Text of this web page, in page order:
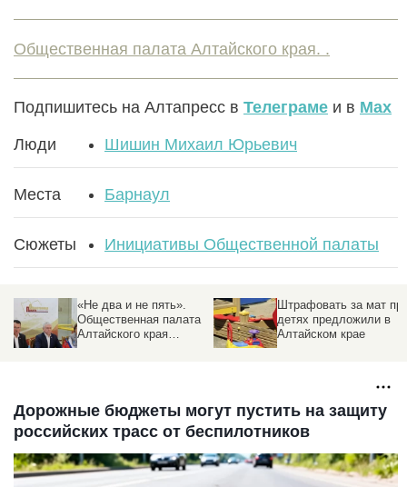
Общественная палата Алтайского края. .
Подпишитесь на Алтапресс в Телеграме и в Max
Люди Шишин Михаил Юрьевич
Места Барнаул
Сюжеты Инициативы Общественной палаты
«Не два и не пять».
Общественная палата
Алтайского края
Штрафовать за мат
детях предложили в
Алтайском крае
Дорожные бюджеты могут пустить на защиту
российских трасс от беспилотников